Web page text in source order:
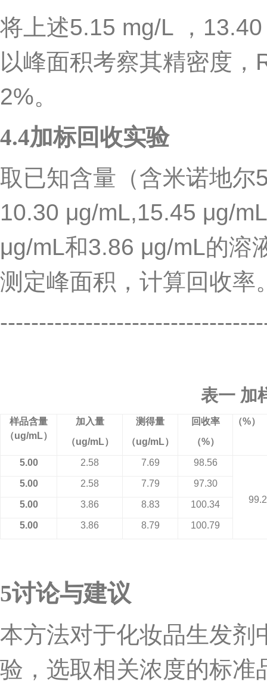
将上述5.15 mg/L ，
以峰面积考察其精密度，
2%。
4.4加标回收实验
取已知含量（含米诺地尔
10.30 μg/mL,15.45 μg/mL
μg/mL和3.86 μg/mL的溶
测定峰面积，计算回收率
表一 加
样品含量
（ug/mL）
加入量
（ug/mL）
测得量
（ug/mL）
回收率
（%）
（%）
5.00 2.58 7.69 98.56
5.00 2.58 7.79 97.30
5.00 3.86 8.83 100.34
5.00 3.86 8.79 100.79
5讨论与建议
本方法对于化妆品生发剂
验，选取相关浓度的标准